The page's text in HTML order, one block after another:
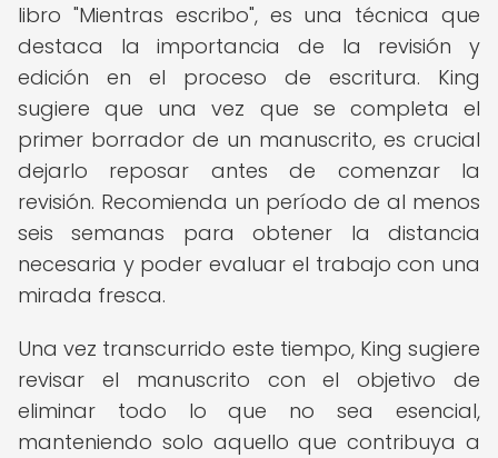
libro "Mientras escribo", es una técnica que
destaca la importancia de la revisión y
edición en el proceso de escritura. King
sugiere que una vez que se completa el
primer borrador de un manuscrito, es crucial
dejarlo reposar antes de comenzar la
revisión. Recomienda un período de al menos
seis semanas para obtener la distancia
necesaria y poder evaluar el trabajo con una
mirada fresca.
Una vez transcurrido este tiempo, King sugiere
revisar el manuscrito con el objetivo de
eliminar todo lo que no sea esencial,
manteniendo solo aquello que contribuya a